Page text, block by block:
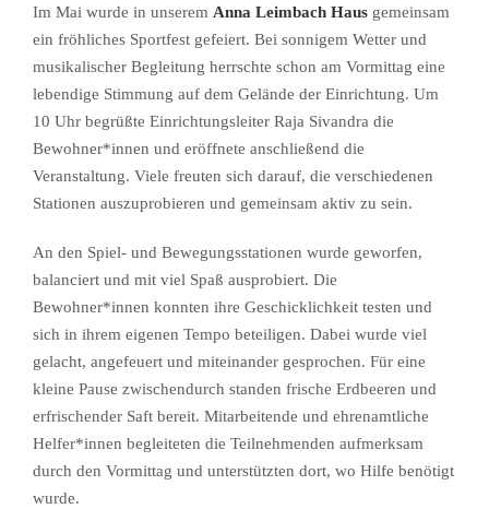
Im Mai wurde in unserem Anna Leimbach Haus gemeinsam
ein fröhliches Sportfest gefeiert. Bei sonnigem Wetter und
musikalischer Begleitung herrschte schon am Vormittag eine
lebendige Stimmung auf dem Gelände der Einrichtung. Um
10 Uhr begrüßte Einrichtungsleiter Raja Sivandra die
Bewohner*innen und eröffnete anschließend die
Veranstaltung. Viele freuten sich darauf, die verschiedenen
Stationen auszuprobieren und gemeinsam aktiv zu sein.
An den Spiel- und Bewegungsstationen wurde geworfen,
balanciert und mit viel Spaß ausprobiert. Die
Bewohner*innen konnten ihre Geschicklichkeit testen und
sich in ihrem eigenen Tempo beteiligen. Dabei wurde viel
gelacht, angefeuert und miteinander gesprochen. Für eine
kleine Pause zwischendurch standen frische Erdbeeren und
erfrischender Saft bereit. Mitarbeitende und ehrenamtliche
Helfer*innen begleiteten die Teilnehmenden aufmerksam
durch den Vormittag und unterstützten dort, wo Hilfe benötigt
wurde.